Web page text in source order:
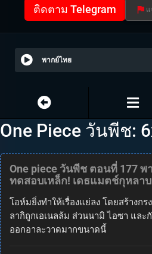
ติดตาม Telegram
พากย์ไทย
One Piece วันพีช:
One piece วันพีช ตอนที่ 177
ทดสอบเหล็ก! เดธแมตช์กุหลา
โอห์มยิ่งทำให้เรื่องแย่ลง โดยสร้างก
ลากิถูกเอเนลล้ม ส่วนนามิ ไอซา และ
ออกอาละวาดมากขนาดนี้